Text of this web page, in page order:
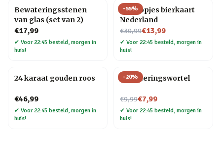
Bewateringsstenen
van glas (set van 2)
€17,99
✔ Voor 22:45 besteld, morgen in
huis!
-55%
Bierdopjes bierkaart
Nederland
€30,99
Nu voor€13,99
✔ Voor 22:45 besteld, morgen in
huis!
24 karaat gouden roos
€46,99
✔ Voor 22:45 besteld, morgen in
huis!
-20%
Bewateringswortel
€9,99
Nu voor€7,99
✔ Voor 22:45 besteld, morgen in
huis!